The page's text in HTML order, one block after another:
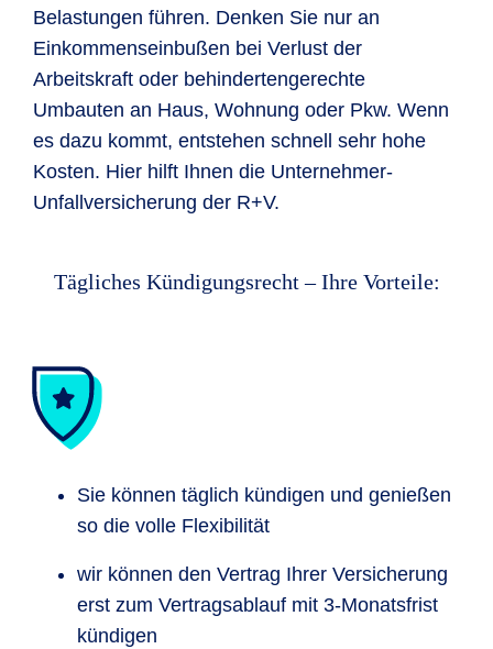
Belastungen führen. Denken Sie nur an
Einkommenseinbußen bei Verlust der
Arbeitskraft oder behindertengerechte
Umbauten an Haus, Wohnung oder Pkw. Wenn
es dazu kommt, entstehen schnell sehr hohe
Kosten. Hier hilft Ihnen die Unternehmer-
Unfallversicherung der R+V.
Tägliches Kündigungsrecht – Ihre Vorteile:
Sie können täglich kündigen und genießen
so die volle Flexibilität
wir können den Vertrag Ihrer Versicherung
erst zum Vertragsablauf mit 3-Monatsfrist
kündigen